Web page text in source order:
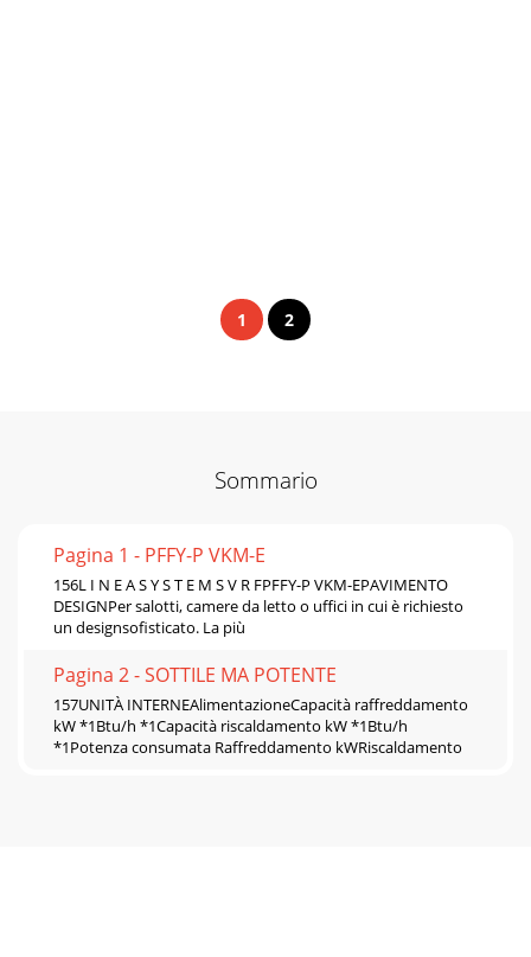
1 2
Sommario
Pagina 1 - PFFY-P VKM-E
156L I N E A S Y S T E M S V R FPFFY-P VKM-EPAVIMENTO
DESIGNPer salotti, camere da letto o uffici in cui è richiesto
un designsofisticato. La più
Pagina 2 - SOTTILE MA POTENTE
157UNITÀ INTERNEAlimentazioneCapacità raffreddamento
kW *1Btu/h *1Capacità riscaldamento kW *1Btu/h
*1Potenza consumata Raffreddamento kWRiscaldamento